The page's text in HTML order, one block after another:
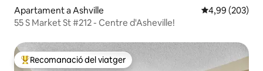
Apartament a Ashville 4,99 de
4,99 (203)
55 S Market St #212 - Centre d'Asheville!
Principals recomanacions dels viatgers
Recomanació del viatger